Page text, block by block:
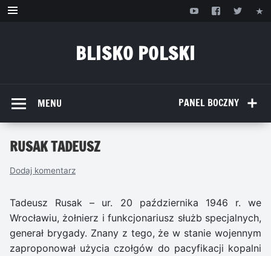
Przejdź
BLISKO POLSKI
PANEL BOCZNY
MENU
RUSAK TADEUSZ
Dodaj komentarz
Tadeusz Rusak – ur. 20 października 1946 r. we
Wrocławiu, żołnierz i funkcjonariusz służb specjalnych,
generał brygady. Znany z tego, że w stanie wojennym
zaproponował użycia czołgów do pacyfikacji kopalni